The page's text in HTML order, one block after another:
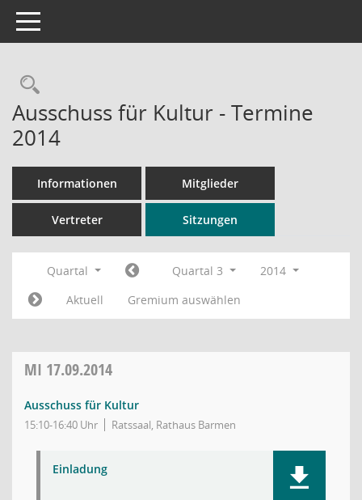
Toggle navigation
Rechercheauswahl
Ausschuss für Kultur - Termine
2014
Informationen Mitglieder
Vertreter Sitzungen
Quartal Quartal 3
2014
Aktuell
Gremium auswählen
MI 17.09.2014
Ausschuss für Kultur
15:10-16:40 Uhr Ratssaal, Rathaus Barmen
Einladung